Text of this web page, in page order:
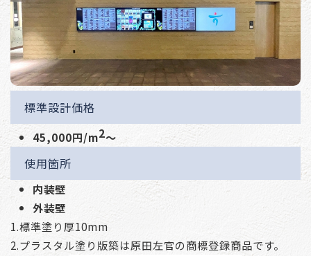
標準設計価格
45,000円/m2～
使用箇所
内装壁
外装壁
1.標準塗り厚10mm
2.プラスタル塗り版築は原田左官の商標登録商品です。